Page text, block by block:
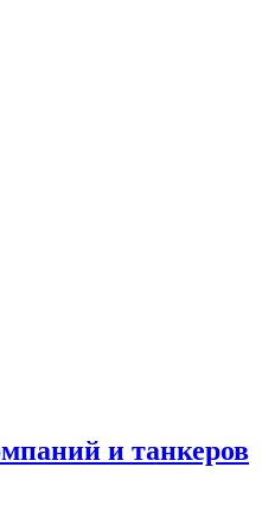
и танкеров